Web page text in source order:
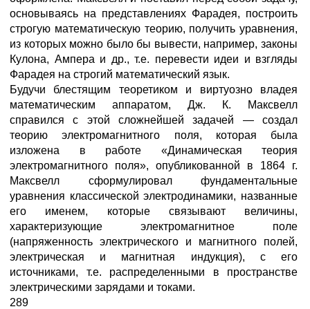
основываясь на представлениях Фарадея, построить
строгую математическую теорию, получить уравнения,
из которых можно было бы вывести, например, законы
Кулона, Ампера и др., т.е. перевести идеи и взгляды
Фарадея на строгий математический язык.
Будучи блестящим теоретиком и виртуозно владея
математическим аппаратом, Дж. К. Максвелл
справился с этой сложнейшей задачей — создал
теорию электромагнитного поля, которая была
изложена в работе «Динамическая теория
электромагнитного поля», опубликованной в 1864 г.
Максвелл сформулировал фундаментальные
уравнения классической электродинамики, названные
его именем, которые связывают величины,
характеризующие электромагнитное поле
(напряженность электрического и магнитного полей,
электрическая и магнитная индукция), с его
источниками, т.е. распределенными в пространстве
электрическими зарядами и токами.
289